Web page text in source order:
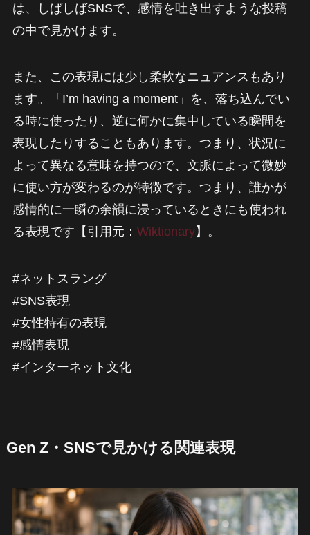
は、しばしばSNSで、感情を吐き出すような投稿
の中で見かけます。
また、この表現には少し柔軟なニュアンスもあり
ます。「I’m having a moment」を、落ち込んでい
る時に使ったり、逆に何かに集中している瞬間を
表現したりすることもあります。つまり、状況に
よって異なる意味を持つので、文脈によって微妙
に使い方が変わるのが特徴です。つまり、誰かが
感情的に一瞬の余韻に浸っているときにも使われ
る表現です【引用元： Wiktionary】。
#ネットスラング
#SNS表現
#女性特有の表現
#感情表現
#インターネット文化
Gen Z・SNSで見かける関連表現